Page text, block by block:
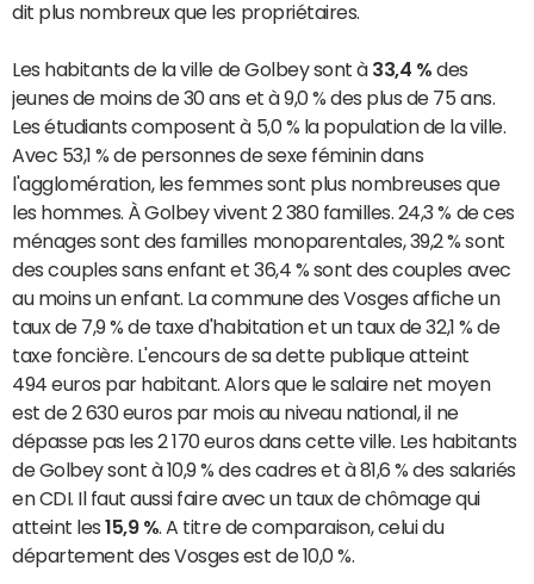
dit plus nombreux que les propriétaires.
Les habitants de la ville de Golbey sont à 33,4 % des
jeunes de moins de 30 ans et à 9,0 % des plus de 75 ans.
Les étudiants composent à 5,0 % la population de la ville.
Avec 53,1 % de personnes de sexe féminin dans
l'agglomération, les femmes sont plus nombreuses que
les hommes. À Golbey vivent 2 380 familles. 24,3 % de ces
ménages sont des familles monoparentales, 39,2 % sont
des couples sans enfant et 36,4 % sont des couples avec
au moins un enfant. La commune des Vosges affiche un
taux de 7,9 % de taxe d'habitation et un taux de 32,1 % de
taxe foncière. L'encours de sa dette publique atteint
494 euros par habitant. Alors que le salaire net moyen
est de 2 630 euros par mois au niveau national, il ne
dépasse pas les 2 170 euros dans cette ville. Les habitants
de Golbey sont à 10,9 % des cadres et à 81,6 % des salariés
en CDI. Il faut aussi faire avec un taux de chômage qui
atteint les15,9 % . A titre de comparaison, celui du
département des Vosges est de 10,0 %.